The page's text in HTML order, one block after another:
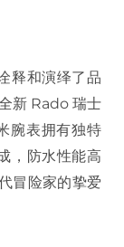
释和演绎了品
新Rado 瑞士
腕表拥有独特
，防水性能高
冒险家的挚爱